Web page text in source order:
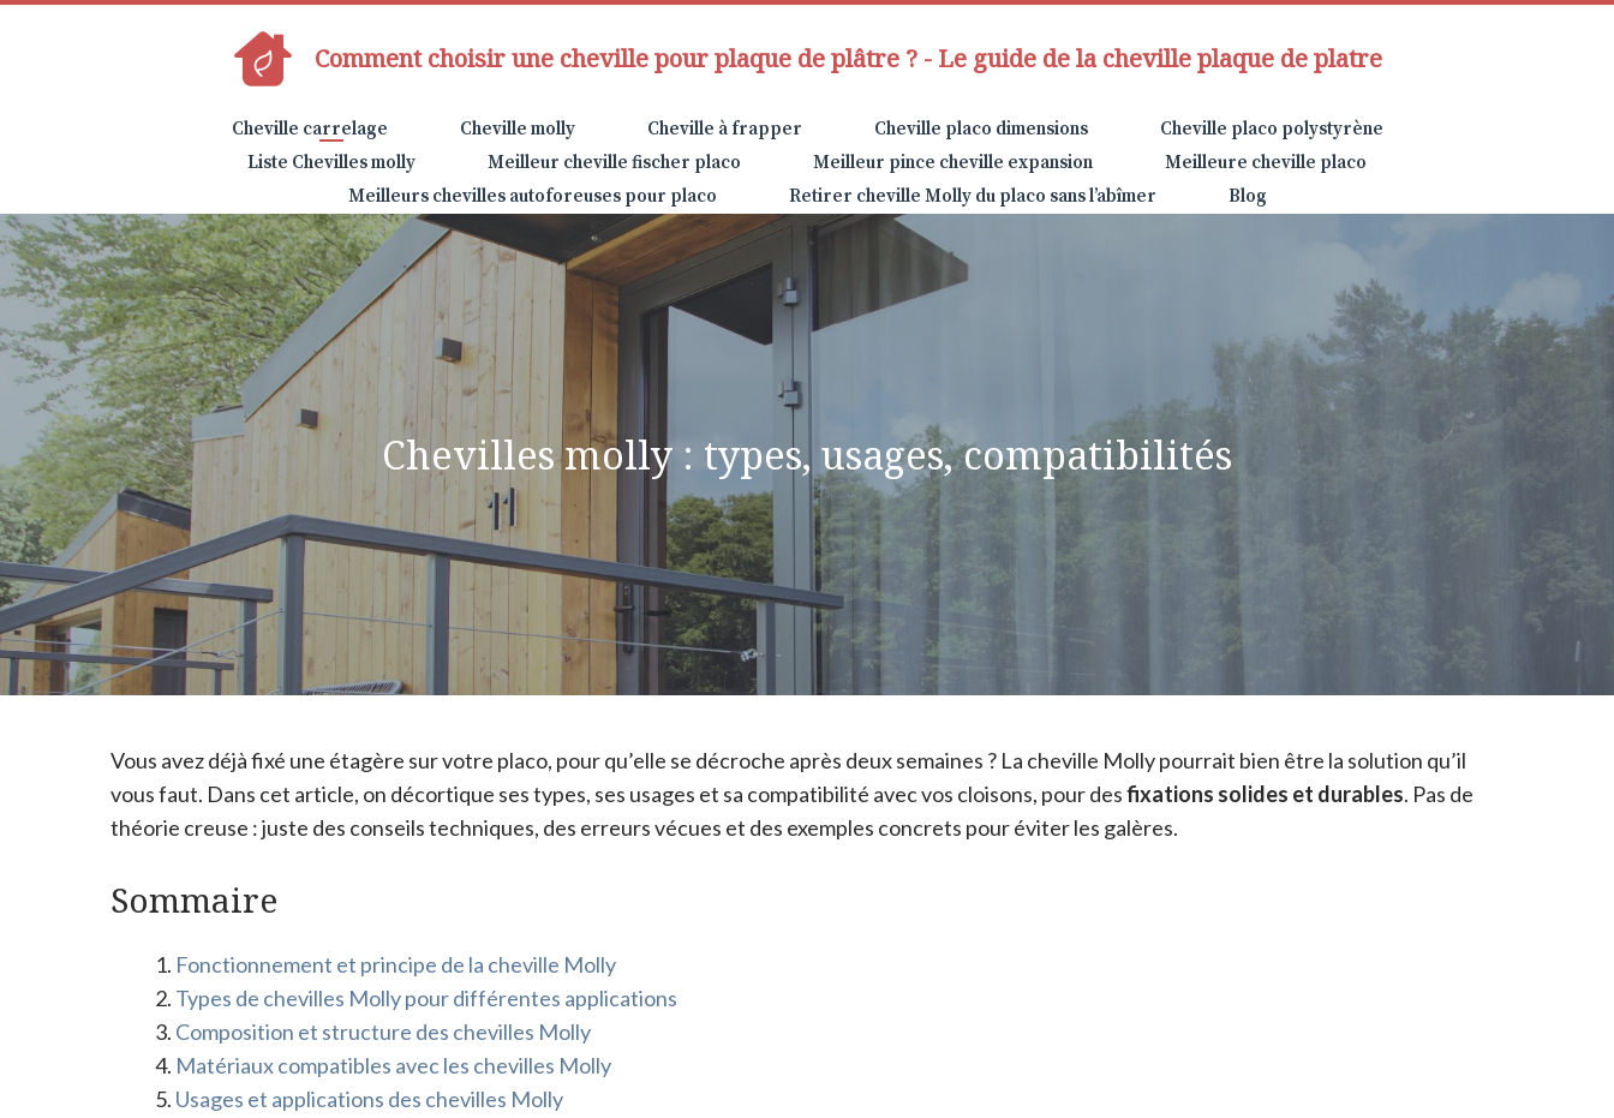
Comment choisir une cheville pour plaque de plâtre ? - Le guide de la cheville plaque de platre
Cheville carrelage Cheville molly Cheville à frapper Cheville placo dimensions
Cheville placo polystyrène
Liste Chevilles molly
Meilleur cheville fischer placo Meilleur pince cheville expansion
Meilleure cheville placo
Meilleurs chevilles autoforeuses pour placo
Retirer cheville Molly du placo sans l’abîmer Blog
Chevilles molly : types, usages, compatibilités
Vous avez déjà fixé une étagère sur votre placo, pour qu’elle se décroche après deux semaines ? La cheville Molly pourrait bien être la solution qu’il
vous faut. Dans cet article, on décortique ses types, ses usages et sa compatibilité avec vos cloisons, pour desfixations solides et durables. Pas de
théorie creuse : juste des conseils techniques, des erreurs vécues et des exemples concrets pour éviter les galères.
Sommaire
Fonctionnement et principe de la cheville Molly
Types de chevilles Molly pour différentes applications
Composition et structure des chevilles Molly
Matériaux compatibles avec les chevilles Molly
Usages et applications des chevilles Molly